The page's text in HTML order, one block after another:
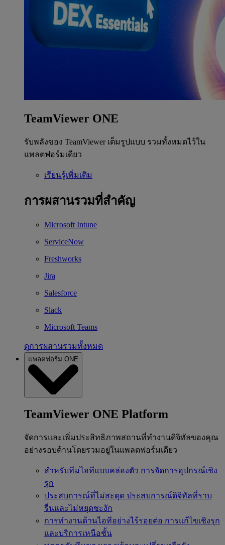
TeamViewer ONE
รับพลังของ TeamViewer เต็มรูปแบบ รวมทั้งหมดไว้ใน
แพลตฟอร์มเดียว
เรียนรู้เพิ่มเติม
การผสานรวมที่สำคัญ
Microsoft Intune
ServiceNow
Freshworks
Jira
Salesforce
Slack
Microsoft Teams
ดูการผสานรวมทั้งหมด
แพลตฟอร์ม ONE
TeamViewer ONE Platform
จัดการและเพิ่มประสิทธิภาพสถานที่ทำงานดิจิทัลของคุณ
อย่างรอบด้านโดยรวมอยู่ในแพลตฟอร์มเดียว
สำหรับทีมไอทีแบบคล่องตัว การจัดการอุปกรณ์เชิง
รุก
ประสบการณ์ที่ไม่สะดุด ประสบการณ์ดิจิทัลที่ราบ
รื่นและไม่หยุดชะงัก
การทำงานด้านไอทีอย่างไร้รอยต่อ การแก้ไขเชิงรุก
และบริการเหนือชั้น